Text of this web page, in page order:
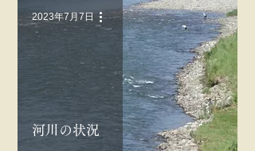
河川の状況
2023年7月7日